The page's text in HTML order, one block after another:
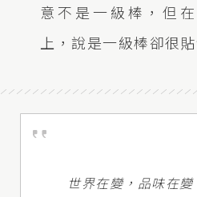
意不是一級棒，但
上，說是一級棒卻很貼
世界在變，品味在